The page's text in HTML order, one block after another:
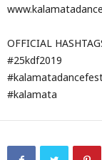
OFFICIAL
#25kdf2019
#kalamata